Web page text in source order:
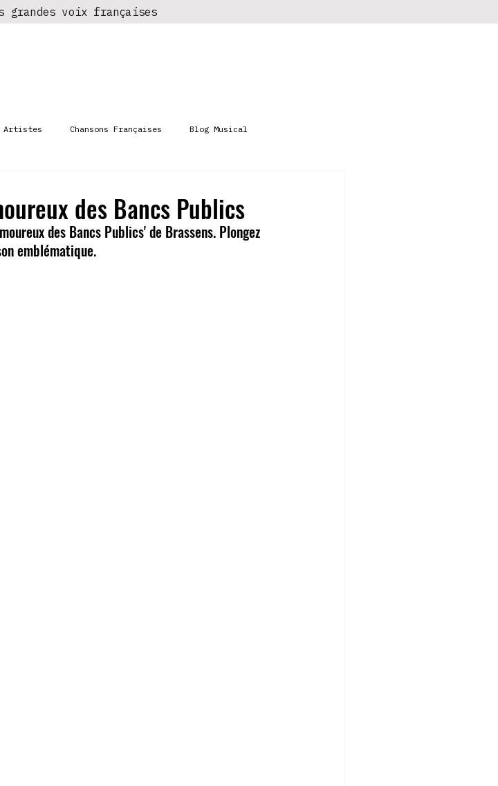
grandes voix françaises
Artistes Chansons Françaises Blog Musical
des Bancs Publics
des Bancs Publics' de Brassens. Plongez
emblématique.